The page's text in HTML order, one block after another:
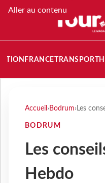
Aller au contenu
FRANCETRANSPORT
Accueil › Bodrum› Les
BODRUM
Les
Hebdo